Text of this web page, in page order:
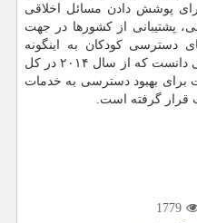
پوشش دادن مسائل اخلاقی
پشتیبانی از کشورها در جهت
دسترسی کودکان به اینگونه
خدمات را از با اهمیت ترین اقداماتی دانست که از سال ۲۰۱۴ در کل
برای بهبود دسترسی به خدمات
قرار گرفته است.
1779